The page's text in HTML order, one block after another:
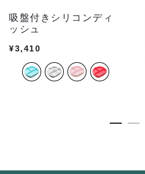
吸盤付きシリコンディ
ッシュ
¥3,410